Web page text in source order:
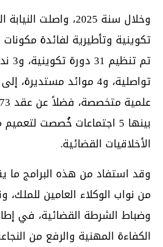
وخلال سنة 2025، واصلت
تكوينية وتأطيرية لفائدة
بينها 5 اجتماعات خُصصت
الأخلاقيات القضائية.
من نواب الوكلاء العامين للملك،
وضباط الشرطة القضائية، في
الكفاءة المهنية والرفع من